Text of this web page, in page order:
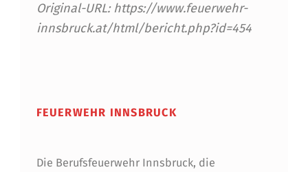
Original-URL: https://www.feuerwehr-
innsbruck.at/html/bericht.php?id=454
FEUERWEHR INNSBRUCK
Die Berufsfeuerwehr Innsbruck, die